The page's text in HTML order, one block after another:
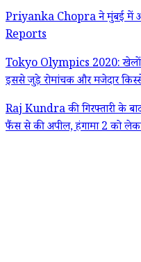
Priyanka Chopra ने मुंबई में
Reports
Tokyo Olympics 2020: खेलों
इससे जुड़े रोमांचक और मजेदार
Raj Kundra की गिरफ्तारी के बाद
फैंस से की अपील, हंगामा 2 को